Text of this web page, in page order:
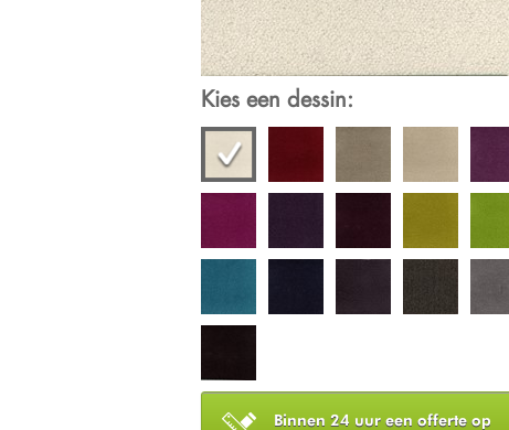
Kies een dessin:
Binnen 24 uur een offerte op